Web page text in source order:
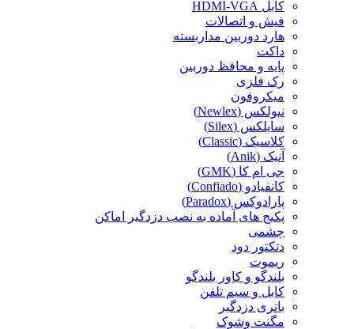
کابل HDMI-VGA
فیش و اتصالات
هارد دوربین مداربسته
داکت
پایه و محافظ دوربین
رک فلزی
میکروفون
نیولکس (Newlex)
سایلکس (Silex)
کلاسیک (Classic)
آنیک (Anik)
جی ام کا (GMK)
کانفیادو (Confiado)
پارادوکس (Paradox)
پکیج های آماده به نصب دزدگیر اماکن
چشمی
دتکتور دود
ریموت
بلندگو و کاور بلندگو
کابل و سیم تلفن
باتری دزدگیر
مگنت وشوک